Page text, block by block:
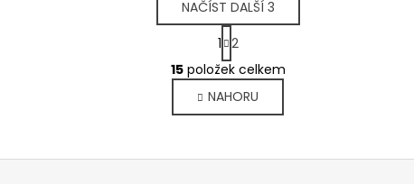
O
v
l
á
a
NAČÍST DALŠÍ 3
S
t
r
á
n
k
v
1 2
15položek celkem
NAHORU